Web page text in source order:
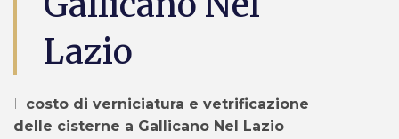
Lazio
costo di verniciatura e vetrificazione
delle cisterne a Gallicano Nel Lazio